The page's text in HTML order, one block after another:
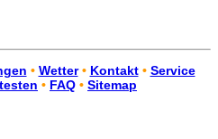
• Wetter• Kontakt • Service
• FAQ • Sitemap